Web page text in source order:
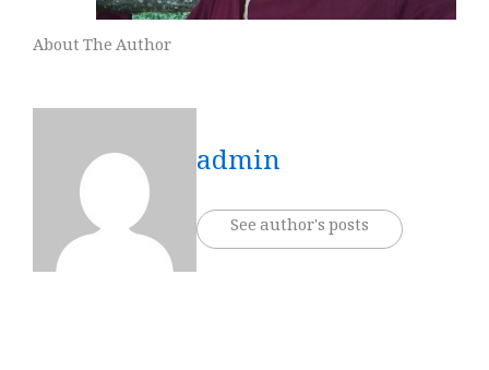
About The Author
admin
See author's posts